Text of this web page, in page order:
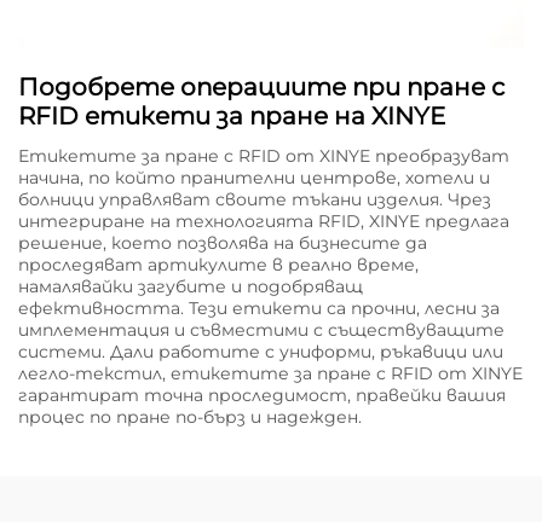
Подобрете операциите при пране с
RFID етикети за пране на XINYE
Етикетите за пране с RFID от XINYE преобразуват
начина, по който пранителни центрове, хотели и
болници управляват своите тъкани изделия. Чрез
интегриране на технологията RFID, XINYE предлага
решение, което позволява на бизнесите да
проследяват артикулите в реално време,
намалявайки загубите и подобряващ
ефективността. Тези етикети са прочни, лесни за
имплементация и съвместими с съществуващите
системи. Дали работите с униформи, ръкавици или
легло-текстил, етикетите за пране с RFID от XINYE
гарантират точна проследимост, правейки вашия
процес по пране по-бърз и надежден.